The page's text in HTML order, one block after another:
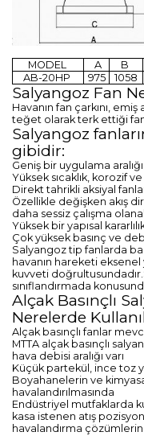
MODEL A B
AB-20HP
975 1058
Salyangoz Fan
Havanın fan çarkını,
teğet olarak terk ettiği
Salyangoz
gibidir:
Geniş bir uygulama aralığı
Yüksek sıcaklık, korozif
Direkt tahrikli aksiyal
Özellikle değişken akış
daha sessiz çalışma
Yüksek bir yapısal
Çok yüksek basınç ve
Salyangoz tip fanlarda
havanın hareketi
kuvveti
sınıflandırmada
Alçak Basınçlı
Nerelerde
Alçak basınçlı fanlar
MTTA alçak basınçlı
hava debisi aralığı varı
Küçük partekül, ince toz
Boyahanelerin ve
havalandırılmasında
Endüstriyel mutfaklarda
kasa istenen atış
havalandırma